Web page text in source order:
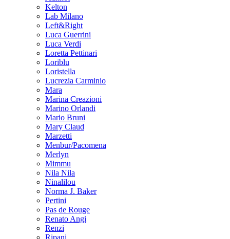
Kelton
Lab Milano
Left&Right
Luca Guerrini
Luca Verdi
Loretta Pettinari
Loriblu
Loristella
Lucrezia Carminio
Mara
Marina Creazioni
Marino Orlandi
Mario Bruni
Mary Claud
Marzetti
Menbur/Pacomena
Merlyn
Mimmu
Nila Nila
Ninalilou
Norma J. Baker
Pertini
Pas de Rouge
Renato Angi
Renzi
Ripani